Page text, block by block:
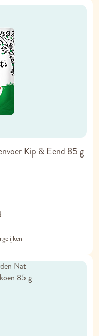
Kip & Eend 85 g